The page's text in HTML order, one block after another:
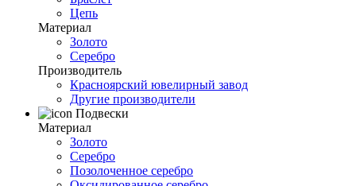
Цепь
Материал
Золото
Серебро
Производитель
Красноярский ювелирный завод
Другие производители
Подвески
Материал
Золото
Серебро
Позолоченное серебро